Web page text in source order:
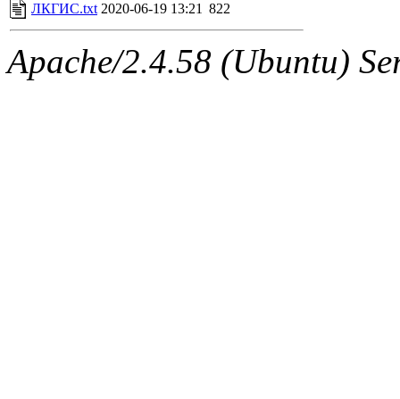
ЛКГИС.txt 2020-06-19 13:21 822
Apache/2.4.58 (Ubuntu)